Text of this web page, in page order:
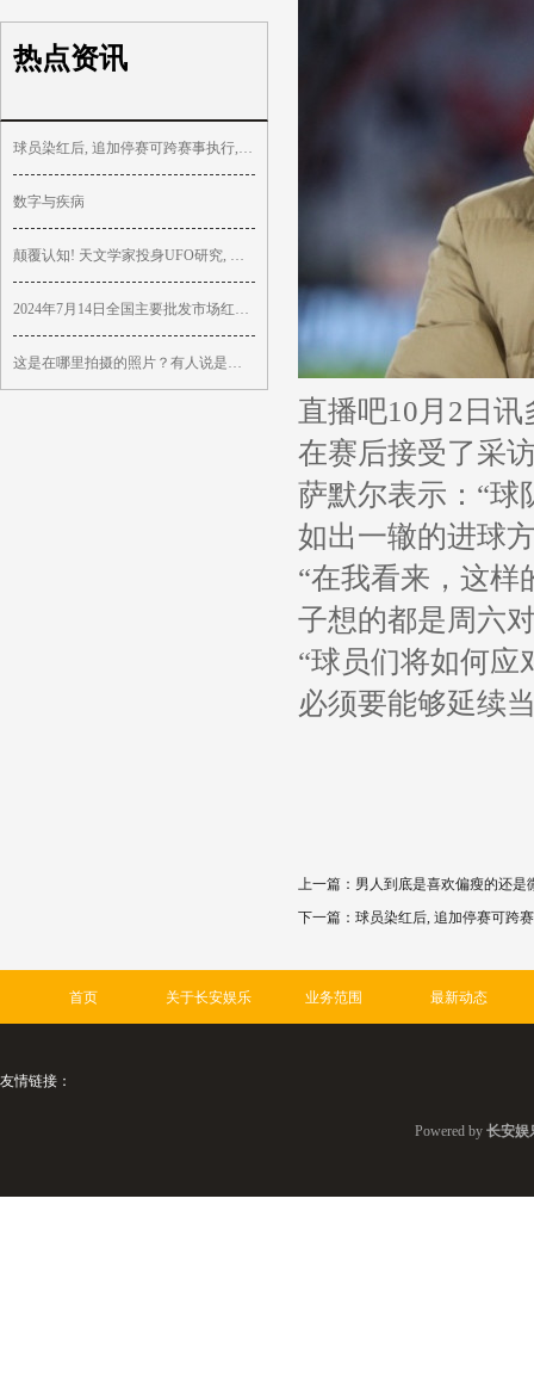
热点资讯
球员染红后, 追加停赛可跨赛事执行, 英超规则漏洞很大?
数字与疾病
颠覆认知! 天文学家投身UFO研究, 揭秘核武惊魂
2024年7月14日全国主要批发市场红皮鸡蛋价格行情
这是在哪里拍摄的照片？有人说是在延安，延安会有这么冷吗？ 这是194
直播吧10月2日
在赛后接受了采
萨默尔表示：“球
如出一辙的进球
“在我看来，这
子想的都是周六
“球员们将如何
必须要能够延续
上一篇： 男人到底是喜欢偏瘦的还是
下一篇： 球员染红后, 追加停赛可跨
首页 关于长安娱乐 业务范围 最新动态
友情链接：
Powered by 长安娱